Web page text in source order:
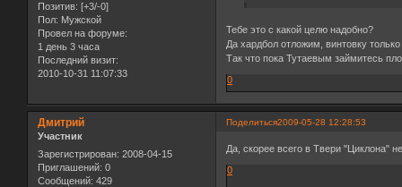
Позитив: [+3/-0]
Пол: Мужской
Провел на форуме:
1 день 3 часа
Последний визит:
2010-10-31 11:07:33
Тебе это с какой целю надобно?
Да хардбол отложим, винтовку
Так что пока Тутаевым займитесь
0
Поделиться2009-05-28 12:28:53
Дмитрий
Участник
Зарегистрирован: 2008-04-15
Приглашений: 0
Сообщений: 429
Да, скорее всего в Твери "Циклона"
0